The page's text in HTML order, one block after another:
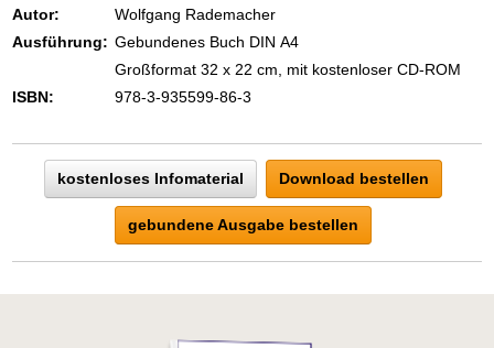
eins ist todsicher:
Zeigen Sie mit der Maus hierhin, um
Autor:
Wolfgang Rademacher
Ausführung: Gebundenes Buch DIN A4
Großformat 32 x 22 cm, mit kostenloser CD-ROM
ISBN:
978-3-935599-86-3
kostenloses Infomaterial Download bestellen
gebundene Ausgabe bestellen